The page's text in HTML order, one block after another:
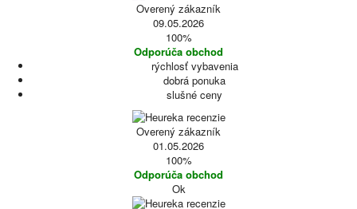
Overený zákazník
09.05.2026
100%
Odporúča obchod
rýchlosť vybavenia
dobrá ponuka
slušné ceny
Overený zákazník
01.05.2026
100%
Odporúča obchod
Ok